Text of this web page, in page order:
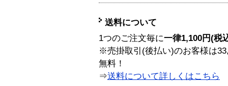
送料について
1つのご注文毎に一律1,100円(税
※売掛取引(後払い)のお客様は
無料！
⇒送料について詳しくはこちら